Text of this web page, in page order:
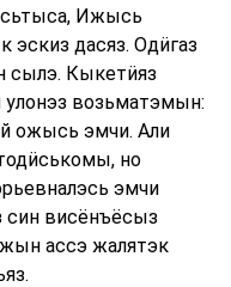
Ижысь
эскиз дасяз. Одӥгаз
сылэ. Кыкетӥяз
улонэз возьматэмын:
ожысь эмчи. Али
ӥськомы, но
эмчи
син висёнъёсыз
ассэ жалятэк